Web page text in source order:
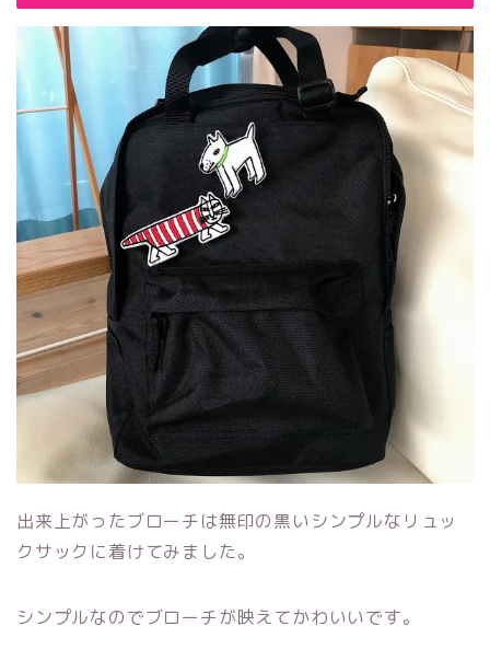
出来上がったブローチは無印の黒いシンプルなリュッ
クサックに着けてみました。
シンプルなのでブローチが映えてかわいいです。